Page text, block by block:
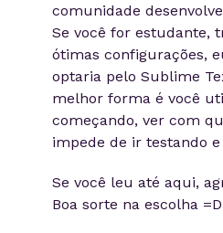
comunidade
Se você for estudante,
ótimas configurações,
optaria pelo Sublime
melhor forma é você
começando, ver com
impede de ir testando
Se você leu até aqui,
Boa sorte na escolha =D